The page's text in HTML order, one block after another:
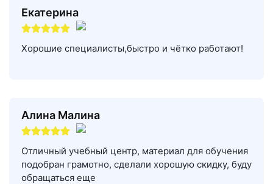
Екатерина
Хорошие специалисты,быстро и чётко работают!
Алина Малина
Отличный учебный центр, материал для обучения
подобран грамотно, сделали хорошую скидку, буду
обращаться еще